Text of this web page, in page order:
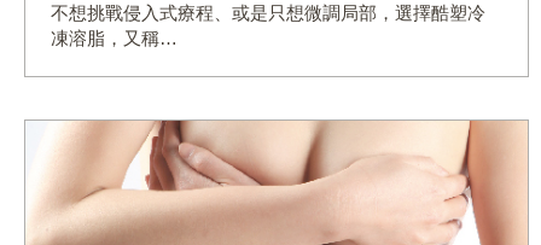
不想挑戰侵入式療程、或是只想微調局部，選擇酷塑冷
凍溶脂，又稱…